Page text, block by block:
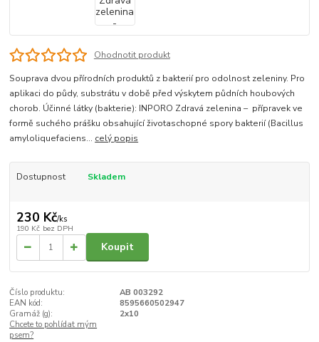
Ohodnotit produkt
Souprava dvou přírodních produktů z bakterií pro odolnost zeleniny. Pro
aplikaci do půdy, substrátu v době před výskytem půdních houbových
chorob. Účinné látky (bakterie): INPORO Zdravá zelenina – přípravek ve
formě suchého prášku obsahující životaschopné spory bakterií (Bacillus
amyloliquefaciens... celý popis
Dostupnost Skladem
230 Kč/ks
190 Kč bez DPH
Koupit
Číslo produktu:
AB 003292
EAN kód:
8595660502947
Gramáž (g):
2x10
Chcete to pohlídat mým
psem?